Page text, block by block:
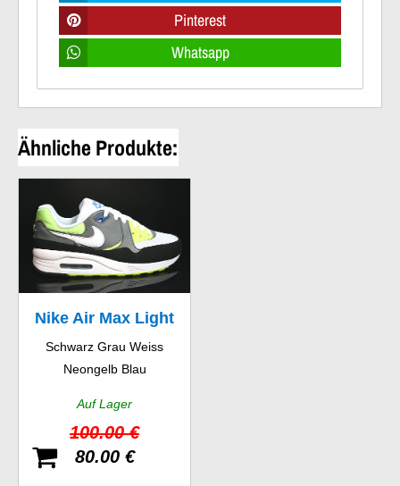
Pinterest
Whatsapp
Ähnliche Produkte:
Nike Air Max Light
GS
Schwarz Grau Weiss
Neongelb Blau
Auf Lager
100.00 €
80.00 €